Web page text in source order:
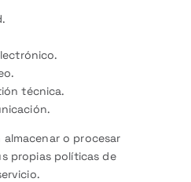
técnica.
o procesar
propias políticas de